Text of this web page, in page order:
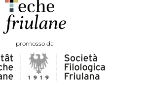
promosso da